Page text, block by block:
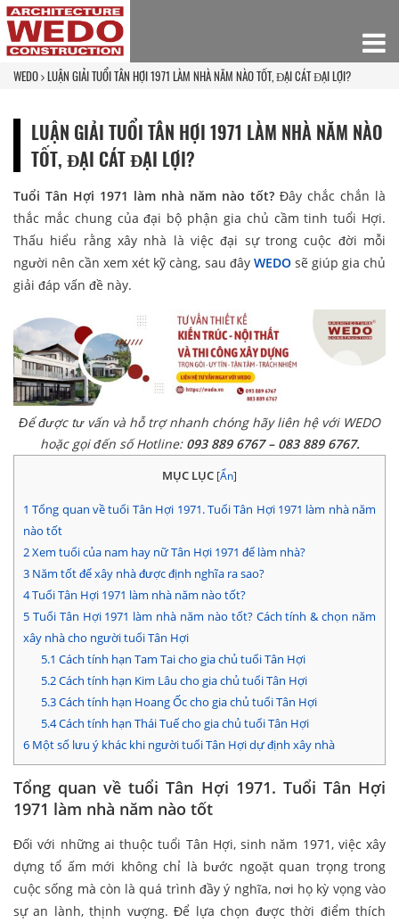
WEDO LUẬN GIẢI TUỔI TÂN HỢI 1971 LÀM NHÀ NĂM NÀO TỐT, ĐẠI CÁT ĐẠI LỢI?
LUẬN GIẢI TUỔI TÂN HỢI 1971 LÀM NHÀ NĂM NÀO
TỐT, ĐẠI CÁT ĐẠI LỢI?
Tuổi Tân Hợi 1971 làm nhà năm nào tốt? Đây chắc chắn là
thắc mắc chung của đại bộ phận gia chủ cầm tinh tuổi Hợi.
Thấu hiểu rằng xây nhà là việc đại sự trong cuộc đời mỗi
người nên cần xem xét kỹ càng, sau đây WEDOsẽ giúp gia chủ
giải đáp vấn đề này.
Để được tư vấn và hỗ trợ nhanh chóng hãy liên hệ với WEDO
hoặc gọi đến số Hotline: 093 889 6767 – 083 889 6767.
MỤC LỤC [Ẩn]
1 Tổng quan về tuổi Tân Hợi 1971. Tuổi Tân Hợi 1971 làm nhà năm
nào tốt
2Xem tuổi của nam hay nữ Tân Hợi 1971 để làm nhà?
3 Năm tốt để xây nhà được định nghĩa ra sao?
4Tuổi Tân Hợi 1971 làm nhà năm nào tốt?
5 Tuổi Tân Hợi 1971 làm nhà năm nào tốt? Cách tính & chọn năm
xây nhà cho người tuổi Tân Hợi
5.1 Cách tính hạn Tam Tai cho gia chủ tuổi Tân Hợi
5.2Cách tính hạn Kim Lâu cho gia chủ tuổi Tân Hợi
5.3Cách tính hạn Hoang Ốc cho gia chủ tuổi Tân Hợi
5.4Cách tính hạn Thái Tuế cho gia chủ tuổi Tân Hợi
6 Một số lưu ý khác khi người tuổi Tân Hợi dự định xây nhà
Tổng quan về tuổi Tân Hợi 1971. Tuổi Tân Hợi
1971 làm nhà năm nào tốt
Đối với những ai thuộc tuổi Tân Hợi, sinh năm 1971, việc xây
dựng tổ ấm mới không chỉ là bước ngoặt quan trọng trong
cuộc sống mà còn là quá trình đầy ý nghĩa, nơi họ kỳ vọng vào
sự an lành, thịnh vượng. Để lựa chọn được thời điểm thích